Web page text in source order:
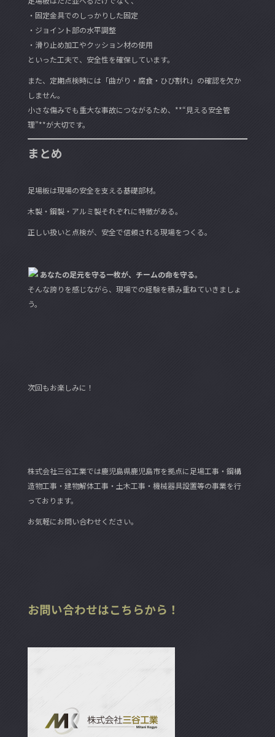
・固定金具でのしっかりした固定
・ジョイント部の水平調整
・滑り止め加工やクッション材の使用
といった工夫で、安全性を確保しています。
また、定期点検時には「曲がり・腐食・ひび割れ」の確認を欠か
しません。
小さな傷みでも重大な事故につながるため、**“見える安全管
理”**が大切です。
まとめ
足場板は現場の安全を支える基礎部材。
木製・鋼製・アルミ製それぞれに特徴がある。
正しい扱いと点検が、安全で信頼される現場をつくる。
あなたの足元を守る一枚が、チームの命を守る。
そんな誇りを感じながら、現場での経験を積み重ねていきましょ
う。
次回もお楽しみに！
株式会社三谷工業では鹿児島県鹿児島市を拠点に足場工事・鋼構
造物工事・建物解体工事・土木工事・機械器具設置等の事業を行
っております。
お気軽にお問い合わせください。
お問い合わせはこちらから！